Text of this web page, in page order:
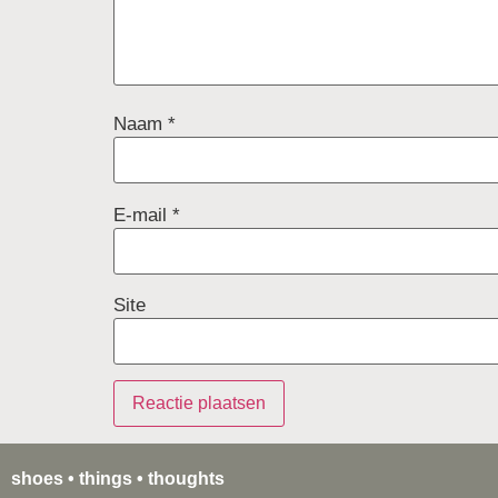
Naam *
E-mail *
Site
shoes • things • thoughts